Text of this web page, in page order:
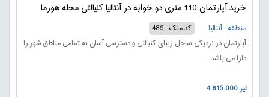
خرید آپارتمان 110 متری دو خوابه در آنتالیا کنیالتی محله هورما
منطقه : آنتالیا
کد ملک : 489
آپارتمان در نزدیکی ساحل زیبای کنیالتی و دسترسی آسان به تمامی مناطق شهر را
دارا می باشد.
4.615.000 لیر